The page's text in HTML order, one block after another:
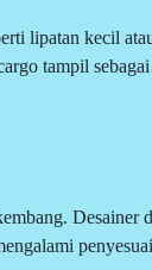
lipatan kecil
tampil
Desainer